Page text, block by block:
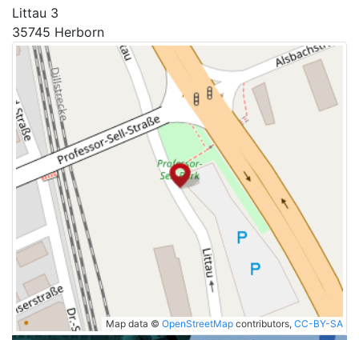
Littau 3
35745 Herborn
Map data © OpenStreetMap contributors, CC-BY-SA